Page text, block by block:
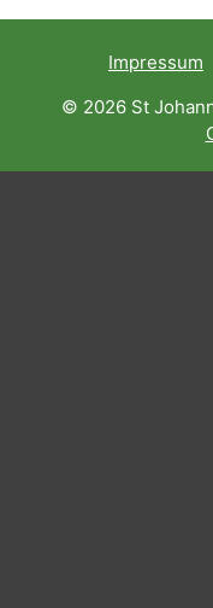
Impressum
© 2026 St